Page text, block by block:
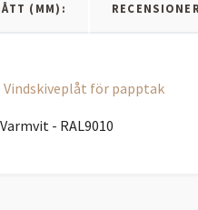
(MM):
Vindskiveplåt för papptak
- RAL9010